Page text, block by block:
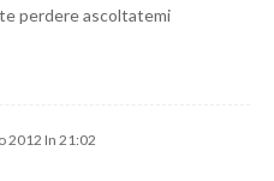
perdere ascoltatemi
2012 In 21:02